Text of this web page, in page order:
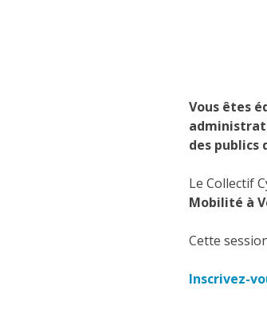
Vous êtes
des publics
Le Collectif
Mobilité à
Cette
Inscrivez-